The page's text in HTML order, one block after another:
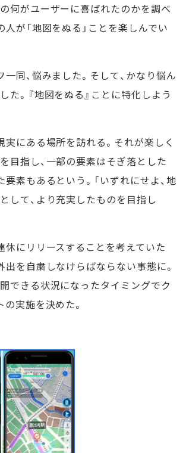
何がユーザーに喜ばれたのかを調べ
人が「地図をぬる」ことを楽しんでい
同、悩みました。そして、かなり悩ん
た。『地図をぬる』ことに特化しよう
実にある場所を訪れる。それが楽しく
目指し、一部の要素はそぎ落とした
要素もあるという。「いずれにせよ、地
して、より充実したものを目指し
にリリースすることを考えていた
出を自粛しなけらばならない事態に。
できる状況になったタイミングでク
実施を決めた。